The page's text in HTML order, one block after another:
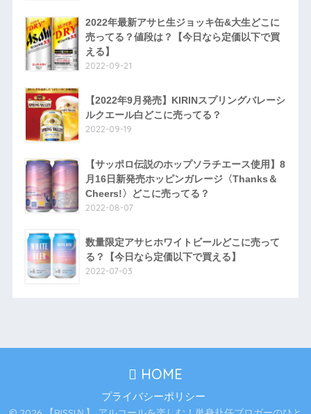
2022年最新アサヒ生ジョッキ缶&大生どこに
売ってる？値段は？【今日なら定価以下で買
える】
2022-09-21
【2022年9月発売】KIRINスプリングバレーシ
ルクエール白どこに売ってる？
2022-09-19
【サッポロ伝説のホップソラチエース使用】8
月16日新発売ホッピンガレージ〈Thanks＆
Cheers!〉どこに売ってる？
2022-08-07
数量限定アサヒホワイトビールどこに売って
る？【今日なら定価以下で買える】
2022-07-03
HOME
プライバシーポリシー